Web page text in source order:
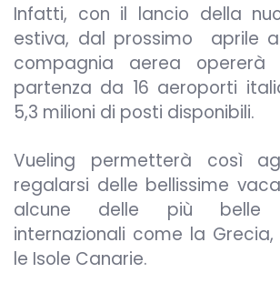
Infatti, con il lancio della
estiva, dal prossimo aprile
compagnia aerea
partenza da 16 aeroporti
5,3 milioni di posti disponibili.
Vueling permetterà così
regalarsi delle bellissime
alcune delle più belle
internazionali come la
le Isole Canarie.